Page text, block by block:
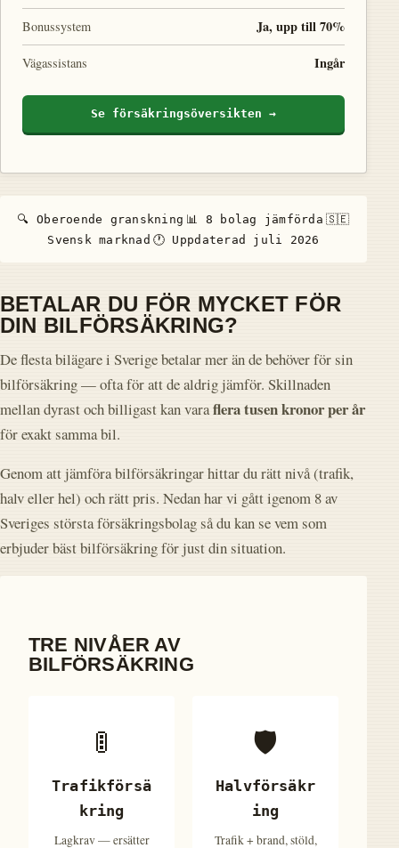
Bonussystem Ja, upp till 70%
Vägassistans Ingår
Se försäkringsöversikten →
🔍 Oberoende granskning 📊 8 bolag jämförda 🇸🇪
Svensk marknad 🕐 Uppdaterad juli 2026
BETALAR DU FÖR MYCKET FÖR
DIN BILFÖRSÄKRING?
De flesta bilägare i Sverige betalar mer än de behöver för sin
bilförsäkring — ofta för att de aldrig jämför. Skillnaden
mellan dyrast och billigast kan varaflera tusen kronor per år
för exakt samma bil.
Genom att jämföra bilförsäkringar hittar du rätt nivå (trafik,
halv eller hel) och rätt pris. Nedan har vi gått igenom 8 av
Sveriges största försäkringsbolag så du kan se vem som
erbjuder bäst bilförsäkring för just din situation.
TRE NIVÅER AV
BILFÖRSÄKRING
🚦
Trafikförsä
kring
Lagkrav — ersätter
🛡️
Halvförsäkr
ing
Trafik + brand, stöld,